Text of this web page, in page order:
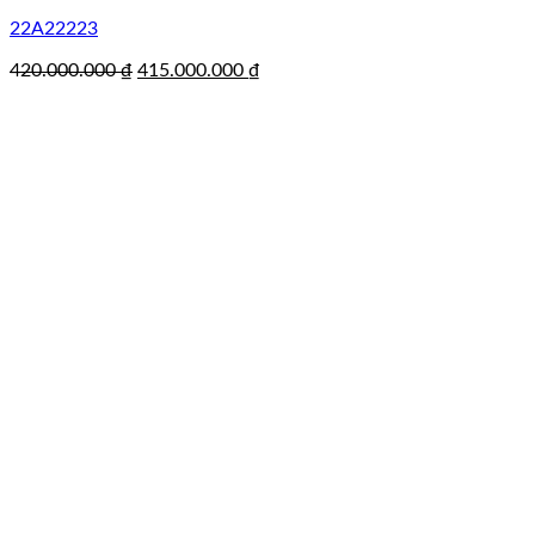
22A22223
420.000.000₫ Giá
415.000.000 ₫